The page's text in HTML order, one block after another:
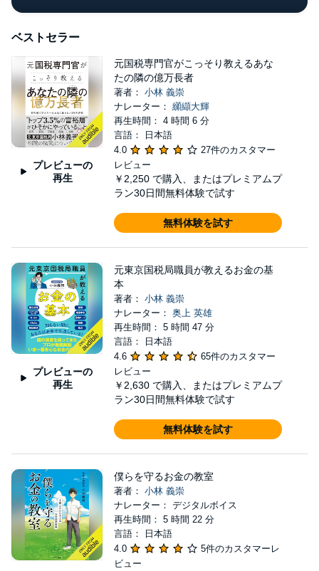
ベストセラー
プレビューの
再生
元国税専門官がこっそり教えるあな
たの隣の億万長者
著者： 小林 義崇
ナレーター： 纐纈大輝
再生時間： 4 時間 6 分
言語： 日本語
4.0
27件のカスタマー
レビュー
￥2,250 で購入、またはプレミアムプ
ラン30日間無料体験で試す
無料体験を試す
プレビューの
再生
元東京国税局職員が教えるお金の基
本
著者： 小林 義崇
ナレーター： 奥上 英雄
再生時間： 5 時間 47 分
言語： 日本語
4.6
65件のカスタマー
レビュー
￥2,630 で購入、またはプレミアムプ
ラン30日間無料体験で試す
無料体験を試す
僕らを守るお金の教室
著者： 小林 義崇
ナレーター： デジタルボイス
再生時間： 5 時間 22 分
言語： 日本語
4.0
5件のカスタマーレ
ビュー